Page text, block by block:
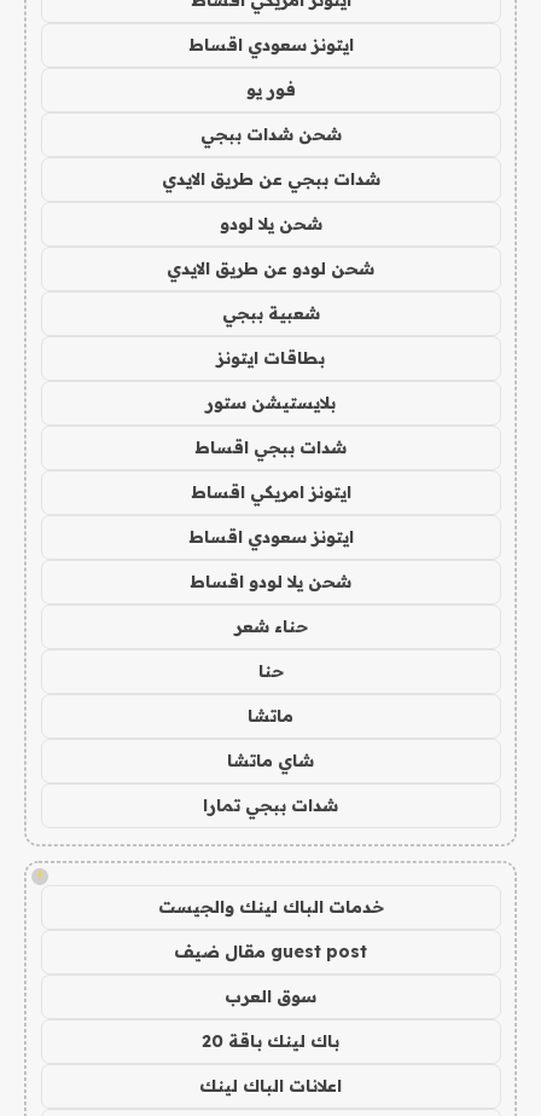
ايتونز سعودي اقساط
فور يو
شحن شدات ببجي
شدات ببجي عن طريق الايدي
شحن يلا لودو
شحن لودو عن طريق الايدي
شعبية ببجي
بطاقات ايتونز
بلايستيشن ستور
شدات ببجي اقساط
ايتونز امريكي اقساط
ايتونز سعودي اقساط
شحن يلا لودو اقساط
حناء شعر
حنا
ماتشا
شاي ماتشا
شدات ببجي تمارا
!
خدمات الباك لينك والجيست
guest post مقال ضيف
سوق العرب
باك لينك باقة 20
اعلانات الباك لينك